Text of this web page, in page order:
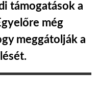
támogatások a
még
meggátolják a